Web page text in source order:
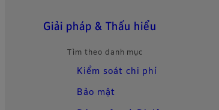
Sơ đồ trang web
Giải pháp & Thấu hiểu
Tìm theo danh mục
Kiểm soát chi phí
Bảo mật